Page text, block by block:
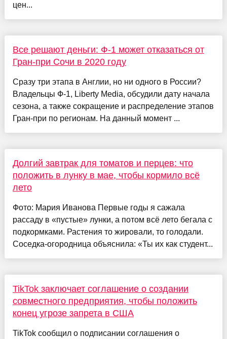
цен...
Все решают деньги: Ф-1 может отказаться от
Гран-при Сочи в 2020 году
Сразу три этапа в Англии, но ни одного в России?
Владельцы Ф-1, Liberty Media, обсудили дату начала
сезона, а также сокращение и распределение этапов
Гран-при по регионам. На данный момент ...
Долгий завтрак для томатов и перцев: что
положить в лунку в мае, чтобы кормило всё
лето
Фото: Мария Иванова Первые годы я сажала
рассаду в «пустые» лунки, а потом всё лето бегала с
подкормками. Растения то жировали, то голодали.
Соседка-огородница объяснила: «Ты их как студент...
TikTok заключает соглашение о создании
совместного предприятия, чтобы положить
конец угрозе запрета в США
TikTok сообщил о подписании соглашения о